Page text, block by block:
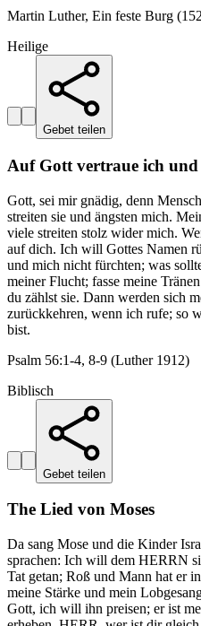
Martin Luther, Ein feste Burg
Heilige
Gebet teilen
Auf Gott vertraue ich
Gott, sei mir gnädig, denn
streiten sie und ängsten mich.
viele streiten stolz wider mich.
auf dich. Ich will Gottes Namen
und mich nicht fürchten; was
meiner Flucht; fasse meine
du zählst sie. Dann werden sich
zurückkehren, wenn ich rufe; so
bist.
Psalm 56:1-4, 8-9 (Luther 1912)
Biblisch
Gebet teilen
The Lied von Moses
Da sang Mose und die Kinder
sprachen: Ich will dem HERRN
Tat getan; Roß und Mann hat er
meine Stärke und mein
Gott, ich will ihn preisen; er ist